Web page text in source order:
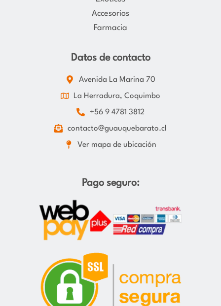
Accesorios
Farmacia
Datos de contacto
Avenida La Marina 70
La Herradura, Coquimbo
+56 9 4781 3812
contacto@guauquebarato.cl
Ver mapa de ubicación
Pago seguro: